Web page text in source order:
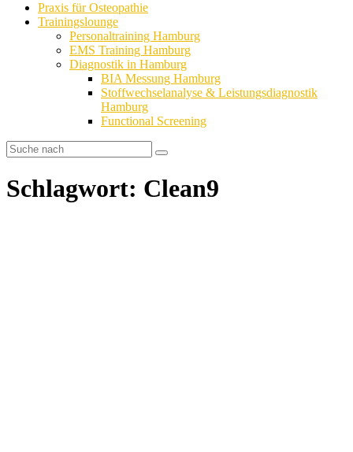
Praxis für Osteopathie
Trainingslounge
Personaltraining Hamburg
EMS Training Hamburg
Diagnostik in Hamburg
BIA Messung Hamburg
Stoffwechselanalyse & Leistungsdiagnostik
Hamburg
Functional Screening
Schlagwort: Clean9